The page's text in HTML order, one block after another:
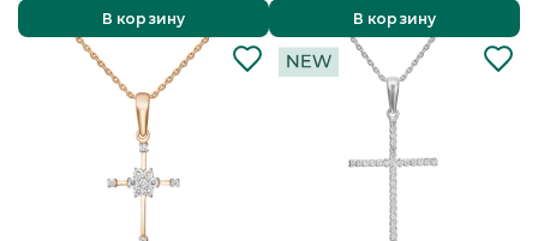
В корзину
В корзину